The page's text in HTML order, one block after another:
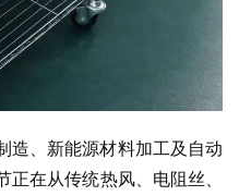
造、新能源材料加工及自动
在从传统热风、电阻丝、